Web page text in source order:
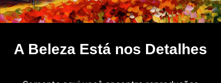
A Beleza Está nos Detalhes